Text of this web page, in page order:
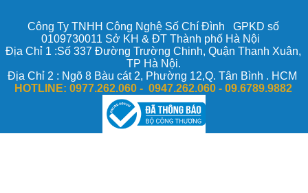
Công Ty TNHH Công Nghệ Số Chí Đình GPKD số
0109730011 Sở KH & ĐT Thành phố Hà Nội
Địa Chỉ 1 :Số 337 Đường Trường Chinh, Quận Thanh Xuân,
TP Hà Nội.
Địa Chỉ 2 : Ngõ 8 Bàu cát 2, Phường 12,Q. Tân Bình . HCM
HOTLINE: 0977.262.060 - 0947.262.060 -09.6789.9882